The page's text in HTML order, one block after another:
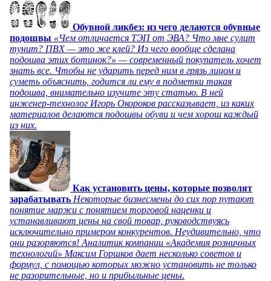
Обувной ликбез: из чего делаются обувные
подошвы «Чем отличается ТЭП от ЭВА? Что мне сулит
тунит? ПВХ — это же клей? Из чего вообще сделана
подошва этих ботинок?» — современный покупатель хочет
знать все. Чтобы не ударить перед ним в грязь лицом и
суметь объяснить, годится ли ему в подметки такая
подошва, внимательно изучите эту статью. В ней
инженер-технолог Игорь Окороков рассказывает, из каких
материалов делаются подошвы обуви и чем хорош каждый
из них.
Как установить цены, которые позволят
зарабатывать Некоторые бизнесмены до сих пор путают
понятие маржи с понятием торговой наценки и
устанавливают цены на свой товар, руководствуясь
исключительно примером конкурентов. Неудивительно, что
они разоряются! Аналитик компании «Академия розничных
технологий» Максим Горшков дает несколько советов и
формул, с помощью которых можно установить не только
не разорительные, но и прибыльные цены.